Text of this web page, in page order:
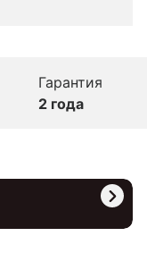
Гарантия
2 года